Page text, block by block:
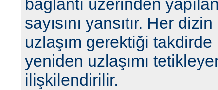
bağlantı üzerinden
sayısını yansıtır. Her
uzlaşım gerektiği takdirde
yeniden uzlaşımı
ilişkilendirilir.